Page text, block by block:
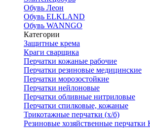
Обувь Леон
Обувь ELKLAND
Обувь WANNGO
Категории
Защитные крема
Краги сварщика
Перчатки кожаные рабочие
Перчатки резиновые медицинские
Перчатки морозостойкие
Перчатки нейлоновые
Перчатки обливные нитриловые
Перчатки спилковые, кожаные
Трикотажные перчатки (х/б)
Резиновые хозяйственные